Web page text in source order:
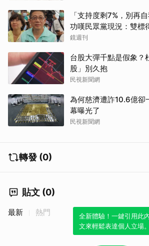
「支持度剩7%，別再
功嘆民眾黨現況：雙標
鏡週刊
台股大彈千點是假象？
股」別久抱
民視新聞網
為何慈濟遭詐10.6億卻
幕曝光了
民視新聞網
轉發 (0)
貼文 (0)
全新體驗！一鍵引用此
文來輕鬆表達個人立場。
最新 熱門
取消